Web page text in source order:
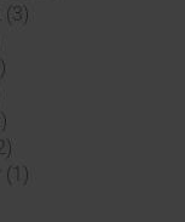
(3)
(1)